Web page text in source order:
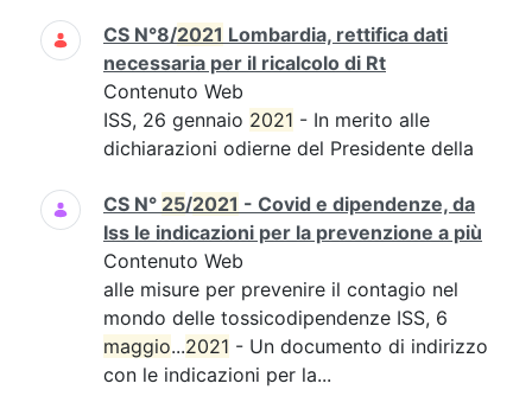
CS N°8/2021 Lombardia, rettifica dati
necessaria per il ricalcolo di Rt
Contenuto Web
ISS, 26 gennaio 2021 - In merito alle
dichiarazioni odierne del Presidente della
CS N° 25/2021 - Covid e dipendenze, da
Iss le indicazioni per la prevenzione a più
Contenuto Web
alle misure per prevenire il contagio nel
mondo delle tossicodipendenze ISS, 6
maggio...2021 - Un documento di indirizzo
con le indicazioni per la...